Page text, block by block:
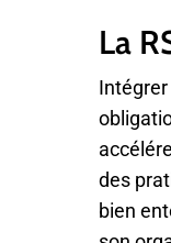
La
des
bien